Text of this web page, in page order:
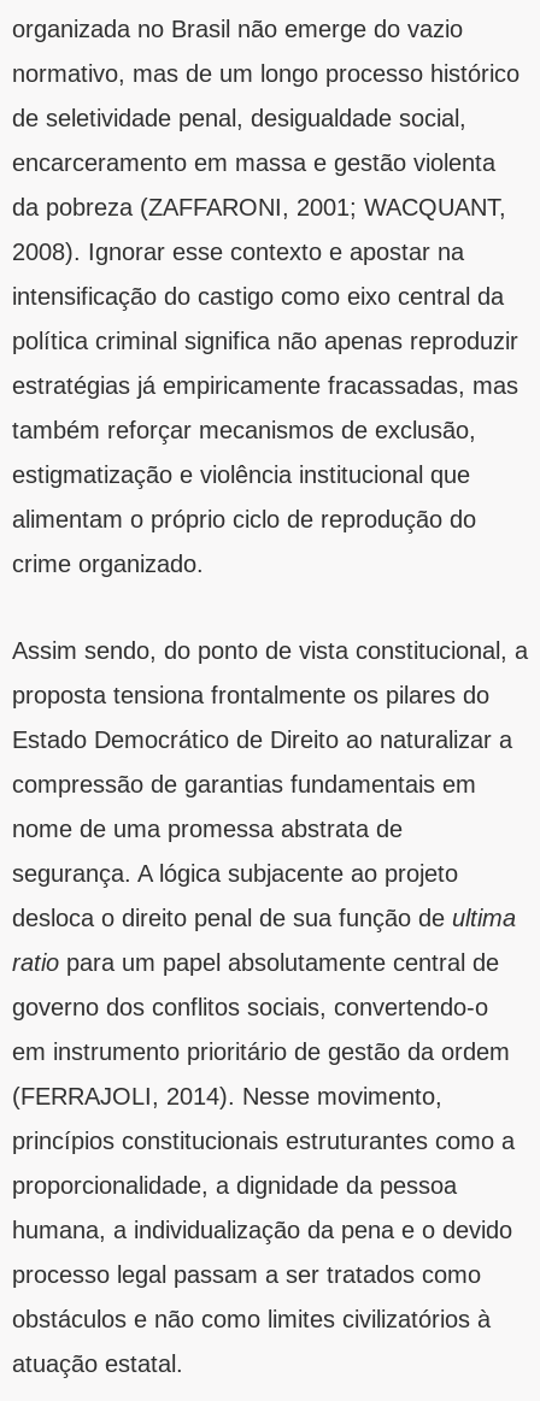
organizada no Brasil não emerge do vazio
normativo, mas de um longo processo histórico
de seletividade penal, desigualdade social,
encarceramento em massa e gestão violenta
da pobreza (ZAFFARONI, 2001; WACQUANT,
2008). Ignorar esse contexto e apostar na
intensificação do castigo como eixo central da
política criminal significa não apenas reproduzir
estratégias já empiricamente fracassadas, mas
também reforçar mecanismos de exclusão,
estigmatização e violência institucional que
alimentam o próprio ciclo de reprodução do
crime organizado.
Assim sendo, do ponto de vista constitucional, a
proposta tensiona frontalmente os pilares do
Estado Democrático de Direito ao naturalizar a
compressão de garantias fundamentais em
nome de uma promessa abstrata de
segurança. A lógica subjacente ao projeto
desloca o direito penal de sua função de ultima
ratio para um papel absolutamente central de
governo dos conflitos sociais, convertendo-o
em instrumento prioritário de gestão da ordem
(FERRAJOLI, 2014). Nesse movimento,
princípios constitucionais estruturantes como a
proporcionalidade, a dignidade da pessoa
humana, a individualização da pena e o devido
processo legal passam a ser tratados como
obstáculos e não como limites civilizatórios à
atuação estatal.